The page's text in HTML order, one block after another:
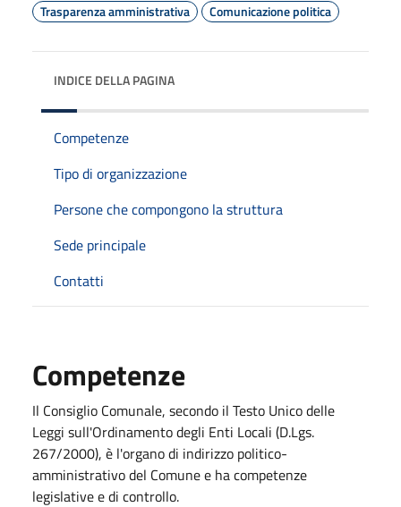
Trasparenza amministrativa
Comunicazione politica
INDICE DELLA PAGINA
Competenze
Tipo di organizzazione
Persone che compongono la struttura
Sede principale
Contatti
Competenze
Il Consiglio Comunale, secondo il Testo Unico delle
Leggi sull'Ordinamento degli Enti Locali (D.Lgs.
267/2000), è l'organo di indirizzo politico-
amministrativo del Comune e ha competenze
legislative e di controllo.